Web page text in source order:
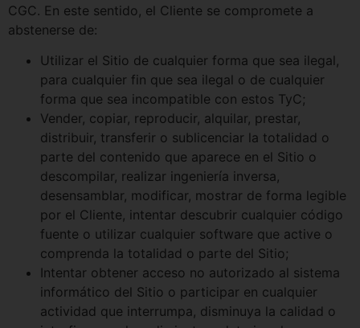
CGC. En este sentido, el Cliente se compromete a
abstenerse de:
Utilizar el Sitio de cualquier forma que sea ilegal,
para cualquier fin que sea ilegal o de cualquier
forma que sea incompatible con estos TyC;
Vender, copiar, reproducir, alquilar, prestar,
distribuir, transferir o sublicenciar la totalidad o
parte del contenido que aparece en el Sitio o
descompilar, realizar ingeniería inversa,
desensamblar, modificar, mostrar de forma legible
por el Cliente, intentar descubrir cualquier código
fuente o utilizar cualquier software que active o
comprenda la totalidad o parte del Sitio;
Intentar obtener acceso no autorizado al sistema
informático del Sitio o participar en cualquier
actividad que interrumpa, disminuya la calidad o